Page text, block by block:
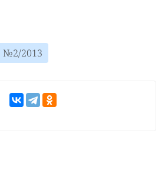
№2/2013